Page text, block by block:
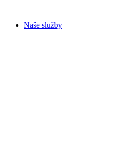
obsah
Naše služby